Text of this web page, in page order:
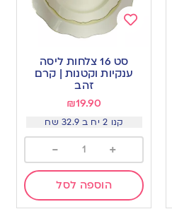
wishlist
סט 16 צלחות ליסה
ענקיות וקטנות | קרם
זהב
₪19.90
קנו 2 יח ב 32.9 שח
+
-
הוספה לסל